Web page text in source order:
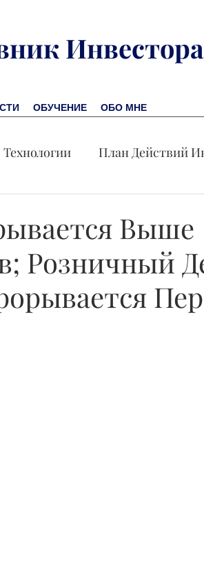
Инвестора
ОБУЧЕНИЕ ОБО МНЕ
Технологии План Действий
Акция дня
Выше
Розничный